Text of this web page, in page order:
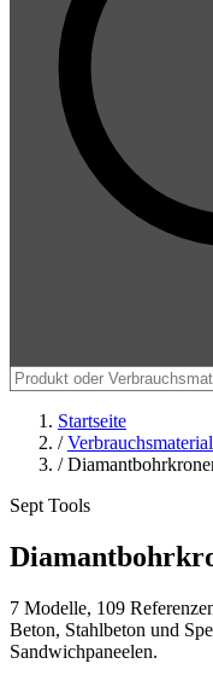
Startseite
/ Verbrauchsmaterial
/
Sept Tools
7 Modelle, 109
Beton, Stahlbeton und
Sandwichpaneelen.